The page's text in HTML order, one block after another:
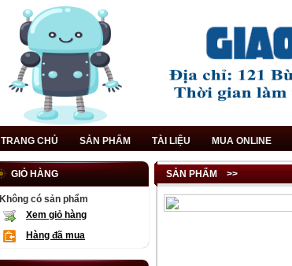
TRANG CHỦ SẢN PHẨM TÀI LIỆU MUA ONLINE
SẢN PHẨM >>
GIỎ HÀNG
Không có sản phẩm
Xem giỏ hàng
Hàng đã mua